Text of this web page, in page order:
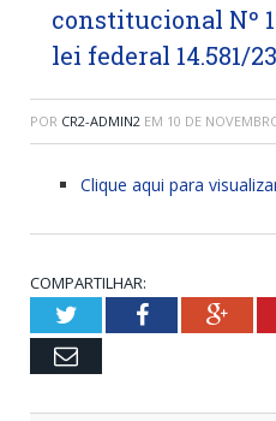
constitucional Nº
lei federal 14.581/
POR CR2-ADMIN2 EM 10 DE
Clique aqui para
COMPARTILHAR:
TwitterFacebook
Email